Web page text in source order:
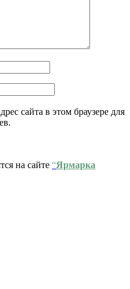
сайта в этом браузере для
на сайте “Ярмарка